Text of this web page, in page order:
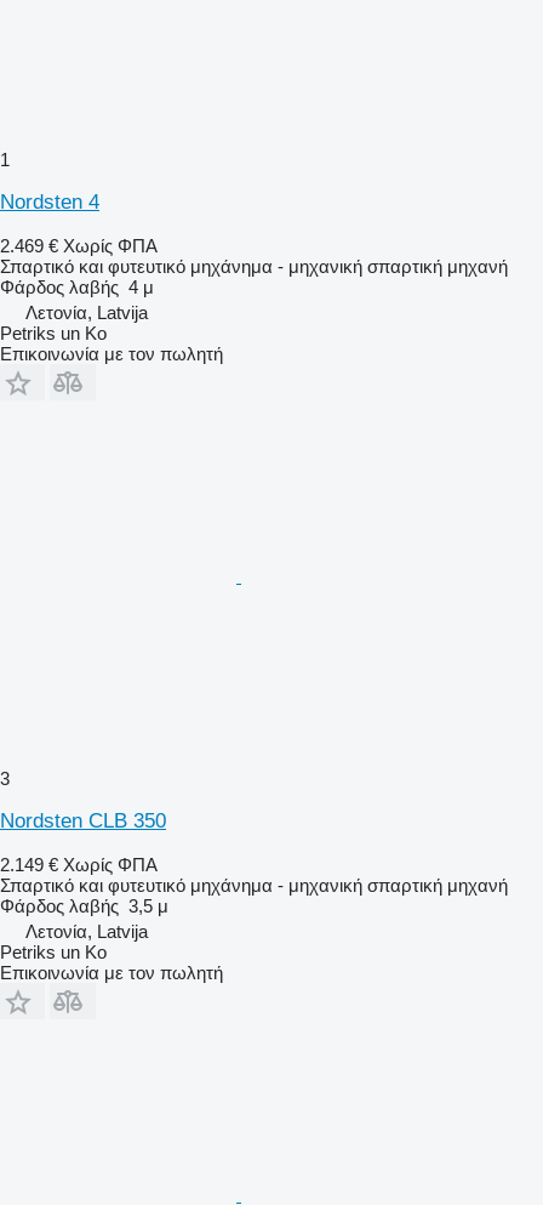
1
Nordsten 4
2.469 € Χωρίς ΦΠΑ
Σπαρτικό και φυτευτικό μηχάνημα - μηχανική σπαρτική μηχανή
Φάρδος λαβής 4 μ
Λετονία, Latvija
Petriks un Ko
Επικοινωνία με τον πωλητή
3
Nordsten CLB 350
2.149 € Χωρίς ΦΠΑ
Σπαρτικό και φυτευτικό μηχάνημα - μηχανική σπαρτική μηχανή
Φάρδος λαβής 3,5 μ
Λετονία, Latvija
Petriks un Ko
Επικοινωνία με τον πωλητή